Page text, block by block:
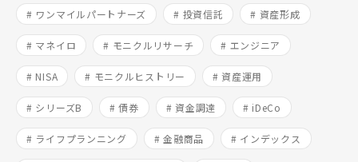
# ワンマイルパートナーズ # 投資信託 # 資産形成
# マネイロ # モニクルリサーチ # エンジニア
# NISA # モニクルヒストリー # 資産運用
# シリーズB # 債券 # 資金調達 # iDeCo
# ライフプランニング # 金融商品 # インデックス